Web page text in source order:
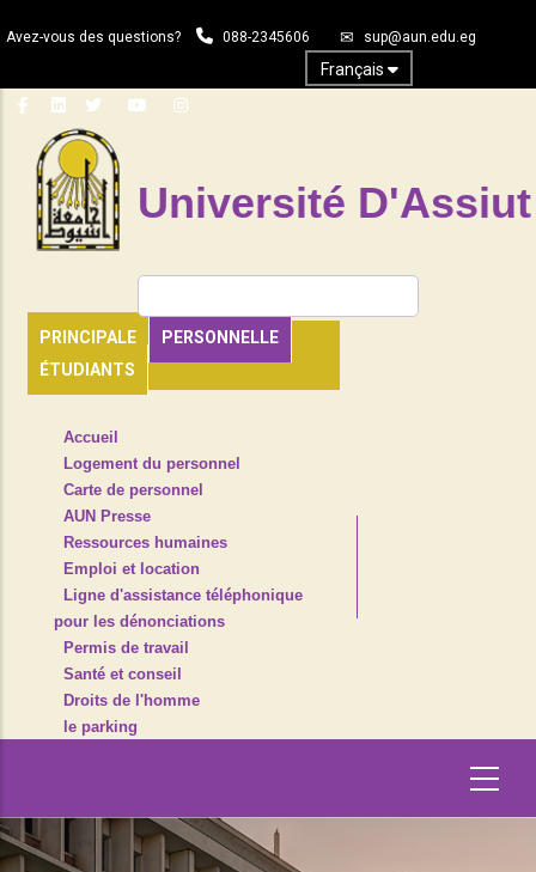
au
principal
Avez-vous des questions? 088-2345606 sup@aun.edu.eg
Français
Université D'Assiut
PRINCIPALE
PERSONNELLE
ÉTUDIANTS
HEADER
NAVIGATION
Accueil
Logement du personnel
Carte de personnel
AUN Presse
Ressources humaines
Emploi et location
Ligne d'assistance téléphonique
pour les dénonciations
Permis de travail
Santé et conseil
Droits de l'homme
le parking